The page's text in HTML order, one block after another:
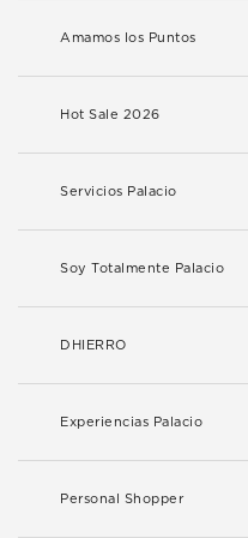
Amamos los Puntos
Hot Sale 2026
Servicios Palacio
Soy Totalmente Palacio
DHIERRO
Experiencias Palacio
Personal Shopper